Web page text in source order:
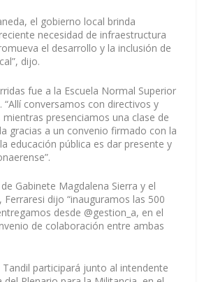
el gobierno local brinda
necesidad de infraestructura
el desarrollo y la inclusión de
dijo.
fue a la Escuela Normal Superior
“Allí conversamos con directivos y
presenciamos una clase de
gracias a un convenio firmado con la
educación pública es dar presente y
Gabinete Magdalena Sierra y el
Ferraresi dijo “inauguramos las 500
desde @gestion_a, en el
de colaboración entre ambas
Tandil participará junto al intendente